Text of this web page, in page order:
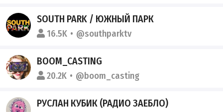
SOUTH PARK / ЮЖНЫЙ ПАРК
16.5K @southparktv
BOOM_CASTING
20.2K @boom_casting
РУСЛАН КУБИК (РАДИО ЗАЕБЛО)